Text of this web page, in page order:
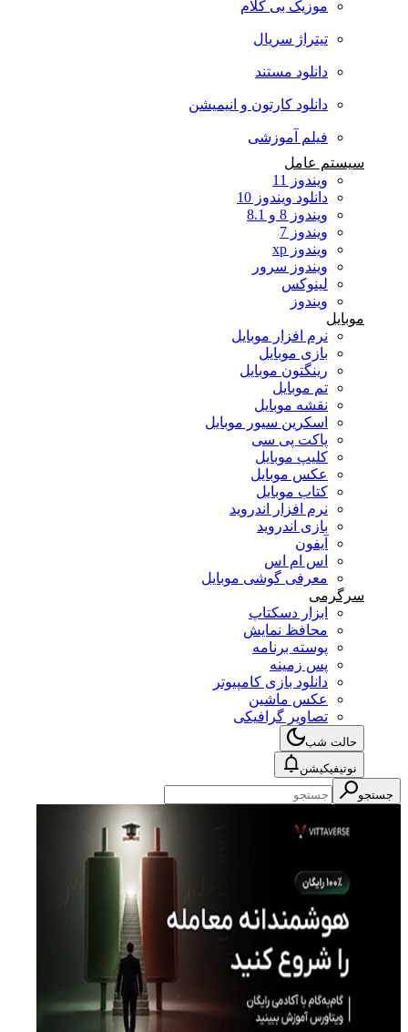
موزیک بی کلام
تیتراژ سریال
دانلود مستند
دانلود کارتون و انیمیشن
فیلم آموزشی
سیستم عامل
ویندوز 11
دانلود ویندوز 10
ویندوز 8 و 8.1
ویندوز 7
ویندوز xp
ویندوز سرور
لینوکس
ویندوز
موبایل
نرم افزار موبایل
بازی موبایل
رینگتون موبایل
تم موبایل
نقشه موبایل
اسکرین سیور موبایل
پاکت پی سی
کلیپ موبایل
عکس موبایل
کتاب موبایل
نرم افزار اندروید
بازی اندروید
آیفون
اس ام اس
معرفی گوشی موبایل
سرگرمی
ابزار دسکتاپ
محافظ نمایش
پوسته برنامه
پس زمینه
دانلود بازی کامپیوتر
عکس ماشین
تصاویر گرافیکی
حالت شب
نوتیفیکیشن
جستجو